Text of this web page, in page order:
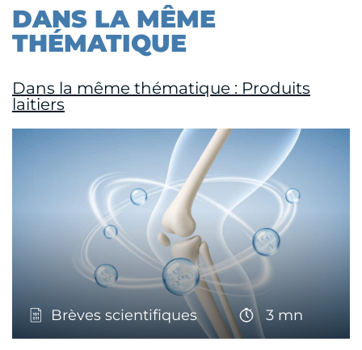
DANS LA MÊME
THÉMATIQUE
Dans la même thématique : Produits
laitiers
Brèves scientifiques 3 mn